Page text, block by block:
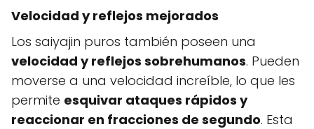
Velocidad y reflejos mejorados
Los saiyajin puros también poseen una
velocidad y reflejos sobrehumanos. Pueden
moverse a una velocidad increíble, lo que les
permite esquivar ataques rápidos y
reaccionar en fracciones de segundo. Esta